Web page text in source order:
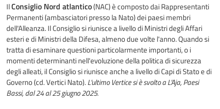
IlConsiglio Nord atlantico(NAC) è composto dai Rappresentanti
Permanenti (ambasciatori presso la Nato) dei paesi membri
dell'Alleanza. Il Consiglio si riunisce a livello di Ministri degli Affari
esteri e di Ministri della Difesa, almeno due volte l'anno. Quando si
tratta di esaminare questioni particolarmente importanti, o i
momenti determinanti nell'evoluzione della politica di sicurezza
degli alleati, il Consiglio si riunisce anche a livello di Capi di Stato e di
Governo (cd. Vertici Nato).L'ultimo Vertice si è svolto a L'Aja, Paesi
Bassi, dal 24 al 25 giugno 2025.